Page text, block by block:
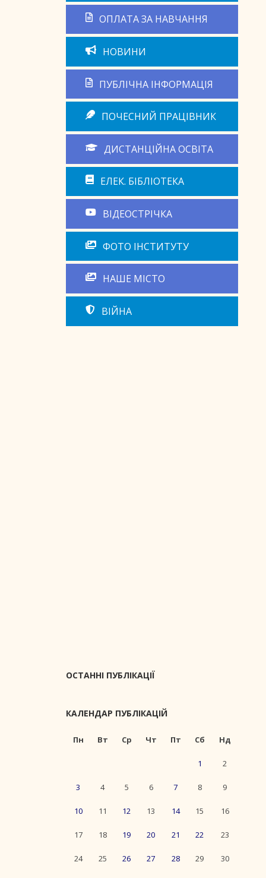
ОПЛАТА ЗА НАВЧАННЯ
НОВИНИ
ПУБЛІЧНА ІНФОРМАЦІЯ
ПОЧЕСНИЙ ПРАЦІВНИК
ДИСТАНЦІЙНА ОСВІТА
ЕЛЕК. БІБЛІОТЕКА
ВІДЕОСТРІЧКА
ФОТО ІНСТИТУТУ
НАШЕ МІСТО
ВІЙНА
ОСТАННІ ПУБЛІКАЦІЇ
КАЛЕНДАР ПУБЛІКАЦІЙ
Пн Вт Ср Чт Пт Сб Нд
1 2
3 4 5 6 7 8 9
10 11 12 13 14 15 16
17 18 19 20 21 22 23
24 25 26 27 28 29 30